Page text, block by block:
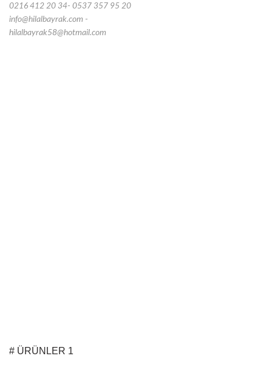
0216 412 20 34- 0537 357 95 20
info@hilalbayrak.com -
hilalbayrak58@hotmail.com
# ÜRÜNLER 1